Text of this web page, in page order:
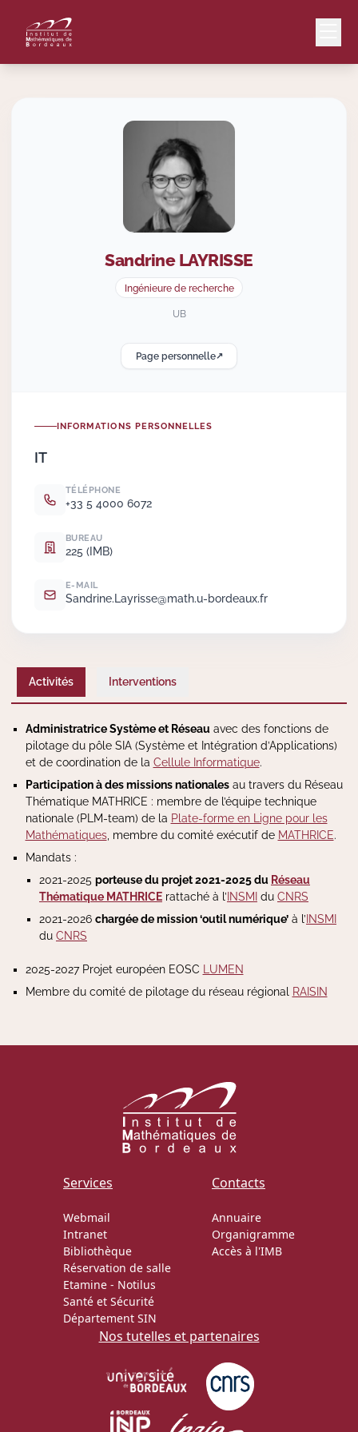
Sandrine LAYRISSE
Ingénieure de recherche
UB
Page personnelle↗
INFORMATIONS PERSONNELLES
IT
TÉLÉPHONE
+33 5 4000 6072
BUREAU
225 (IMB)
E-MAIL
Sandrine. Layrisse@math.u-bordeaux.fr
Activités Interventions
Administratrice Système et Réseau avec des fonctions de
pilotage du pôle SIA (Système et Intégration d’Applications)
et de coordination de la Cellule Informatique.
Participation à des missions nationalesau travers du Réseau
Thématique MATHRICE : membre de l’équipe technique
nationale (PLM-team) de la Plate-forme en Ligne pour les
Mathématiques, membre du comité exécutif de MATHRICE.
Mandats :
2021-2025 porteuse du projet 2021-2025 du Réseau
Thématique MATHRICE rattaché à l’INSMI du CNRS
2021-2026 chargée de mission ‘outil numérique’ à l’INSMI
du CNRS
2025-2027 Projet européen EOSC LUMEN
Membre du comité de pilotage du réseau régional RAISIN
Services
Webmail
Intranet
Bibliothèque
Réservation de salle
Etamine - Notilus
Santé et Sécurité
Département SIN
Contacts
Annuaire
Organigramme
Accès à l'IMB
Nos tutelles et partenaires